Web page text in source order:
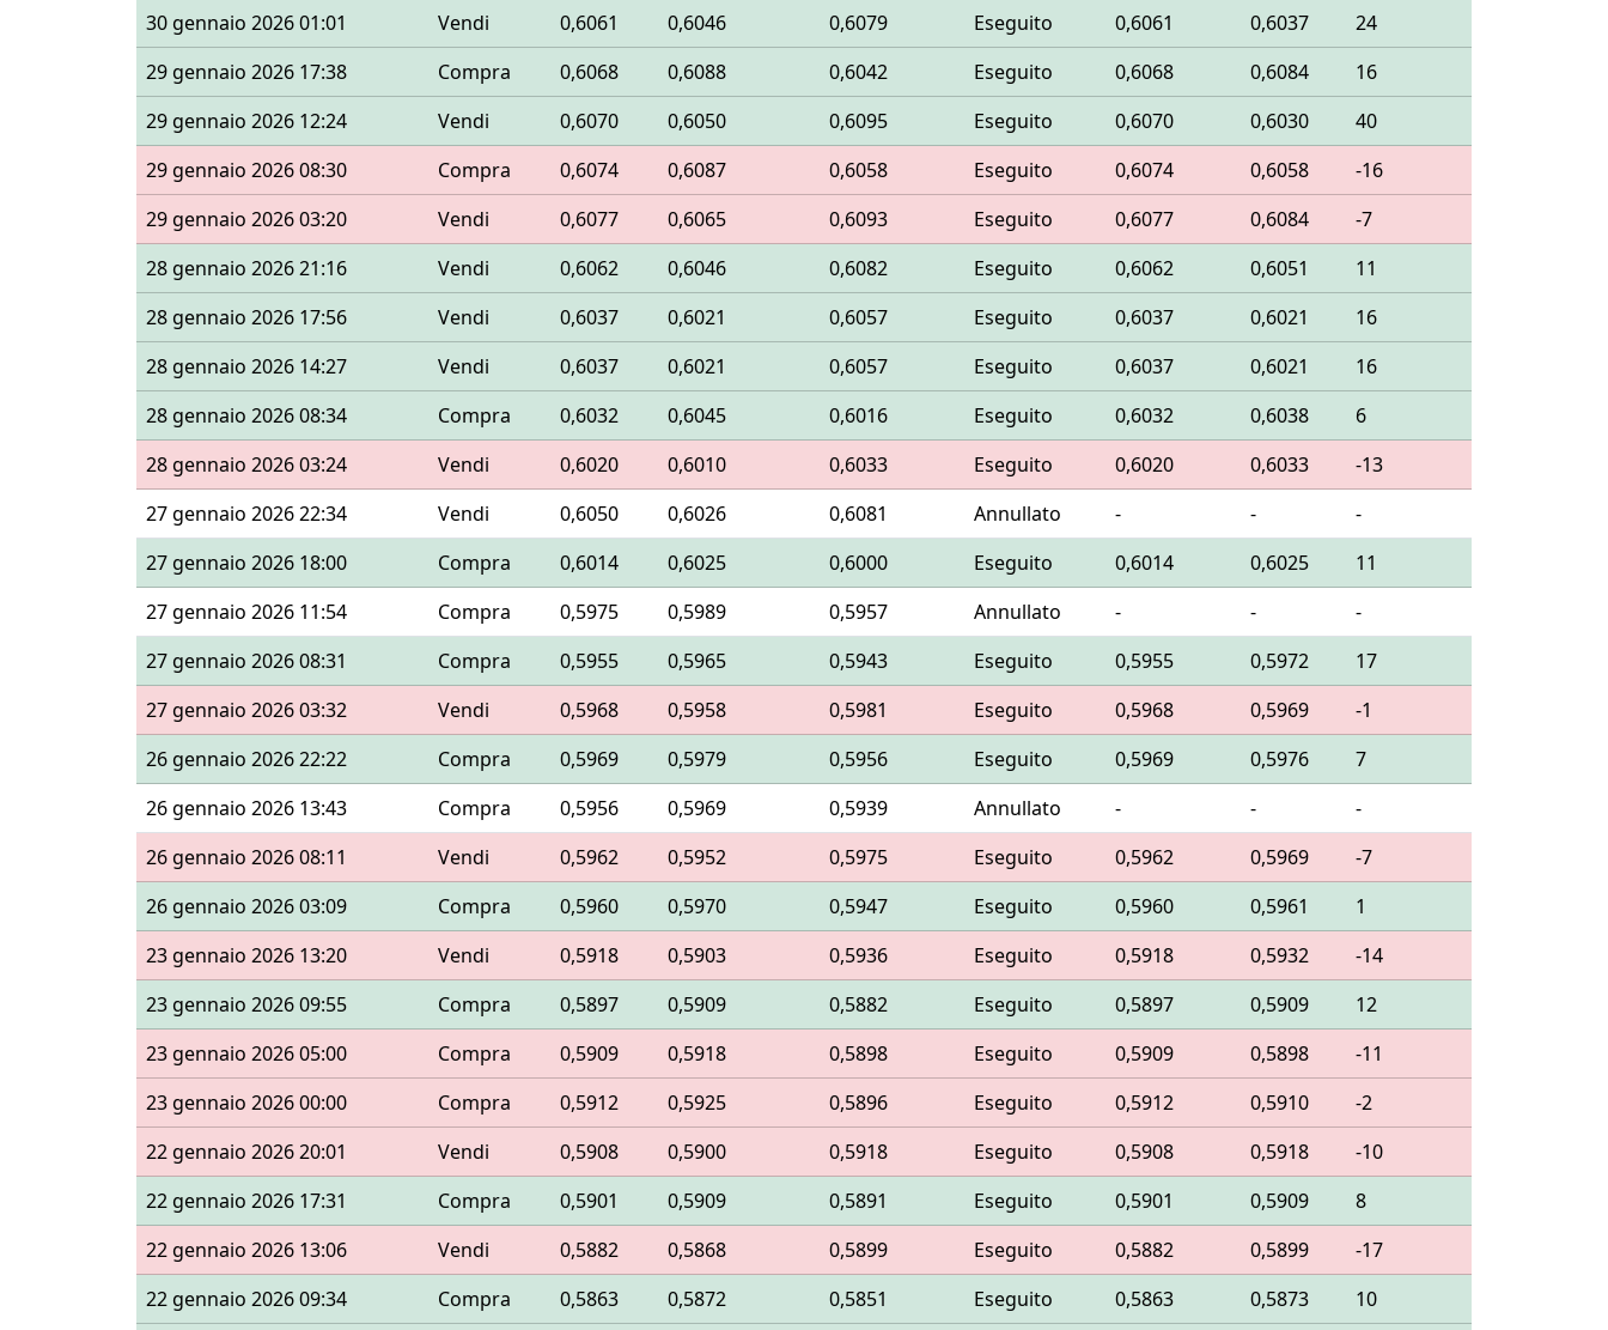
30 gennaio 2026 01:01
Vendi 0,6061 0,6046 0,6079 Eseguito 0,6061 0,6037
24
29 gennaio 2026 17:38
Compra 0,6068 0,6088 0,6042 Eseguito 0,6068 0,6084
16
29 gennaio 2026 12:24
Vendi 0,6070 0,6050 0,6095 Eseguito 0,6070 0,6030
40
29 gennaio 2026 08:30
Compra 0,6074 0,6087 0,6058 Eseguito 0,6074 0,6058
-16
29 gennaio 2026 03:20
Vendi 0,6077 0,6065 0,6093 Eseguito 0,6077 0,6084
-7
28 gennaio 2026 21:16
Vendi 0,6062 0,6046 0,6082 Eseguito 0,6062 0,6051
11
28 gennaio 2026 17:56
Vendi 0,6037 0,6021 0,6057 Eseguito 0,6037 0,6021
16
28 gennaio 2026 14:27
Vendi 0,6037 0,6021 0,6057 Eseguito 0,6037 0,6021
16
28 gennaio 2026 08:34
Compra 0,6032 0,6045 0,6016 Eseguito 0,6032 0,6038
6
28 gennaio 2026 03:24
Vendi 0,6020 0,6010 0,6033 Eseguito 0,6020 0,6033
-13
27 gennaio 2026 22:34
Vendi 0,6050 0,6026 0,6081 Annullato - -
-
27 gennaio 2026 18:00
Compra 0,6014 0,6025 0,6000 Eseguito 0,6014 0,6025
11
27 gennaio 2026 11:54
Compra 0,5975 0,5989 0,5957 Annullato - -
-
27 gennaio 2026 08:31
Compra 0,5955 0,5965 0,5943 Eseguito 0,5955 0,5972
17
27 gennaio 2026 03:32
Vendi 0,5968 0,5958 0,5981 Eseguito 0,5968 0,5969
-1
26 gennaio 2026 22:22
Compra 0,5969 0,5979 0,5956 Eseguito 0,5969 0,5976
7
26 gennaio 2026 13:43
Compra 0,5956 0,5969 0,5939 Annullato - -
-
26 gennaio 2026 08:11
Vendi 0,5962 0,5952 0,5975 Eseguito 0,5962 0,5969
-7
26 gennaio 2026 03:09
Compra 0,5960 0,5970 0,5947 Eseguito 0,5960 0,5961
1
23 gennaio 2026 13:20
Vendi 0,5918 0,5903 0,5936 Eseguito 0,5918 0,5932
-14
23 gennaio 2026 09:55
Compra 0,5897 0,5909 0,5882 Eseguito 0,5897 0,5909
12
23 gennaio 2026 05:00
Compra 0,5909 0,5918 0,5898 Eseguito 0,5909 0,5898
-11
23 gennaio 2026 00:00
Compra 0,5912 0,5925 0,5896 Eseguito 0,5912 0,5910
-2
22 gennaio 2026 20:01
Vendi 0,5908 0,5900 0,5918 Eseguito 0,5908 0,5918
-10
22 gennaio 2026 17:31
Compra 0,5901 0,5909 0,5891 Eseguito 0,5901 0,5909
8
22 gennaio 2026 13:06
Vendi 0,5882 0,5868 0,5899 Eseguito 0,5882 0,5899
-17
22 gennaio 2026 09:34
Compra 0,5863 0,5872 0,5851 Eseguito 0,5863 0,5873
10